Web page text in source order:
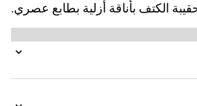
الكتف بأناقة أزلية بطابع عصري.